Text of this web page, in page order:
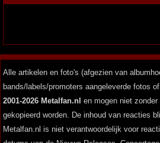
Alle artikelen en foto's (afgezien van
bands/labels/promoters aangeleverde fotos
2001-2026 Metalfan.nl en mogen niet
gekopieerd worden. De inhoud van reacties
Metalfan.nl is niet verantwoordelijk voor